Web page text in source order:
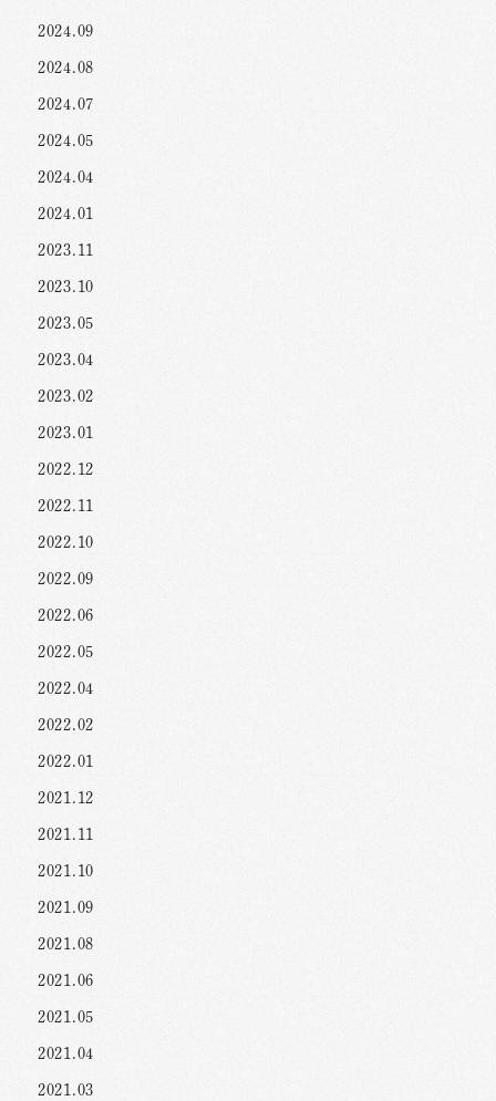
2024.09
2024.08
2024.07
2024.05
2024.04
2024.01
2023.11
2023.10
2023.05
2023.04
2023.02
2023.01
2022.12
2022.11
2022.10
2022.09
2022.06
2022.05
2022.04
2022.02
2022.01
2021.12
2021.11
2021.10
2021.09
2021.08
2021.06
2021.05
2021.04
2021.03